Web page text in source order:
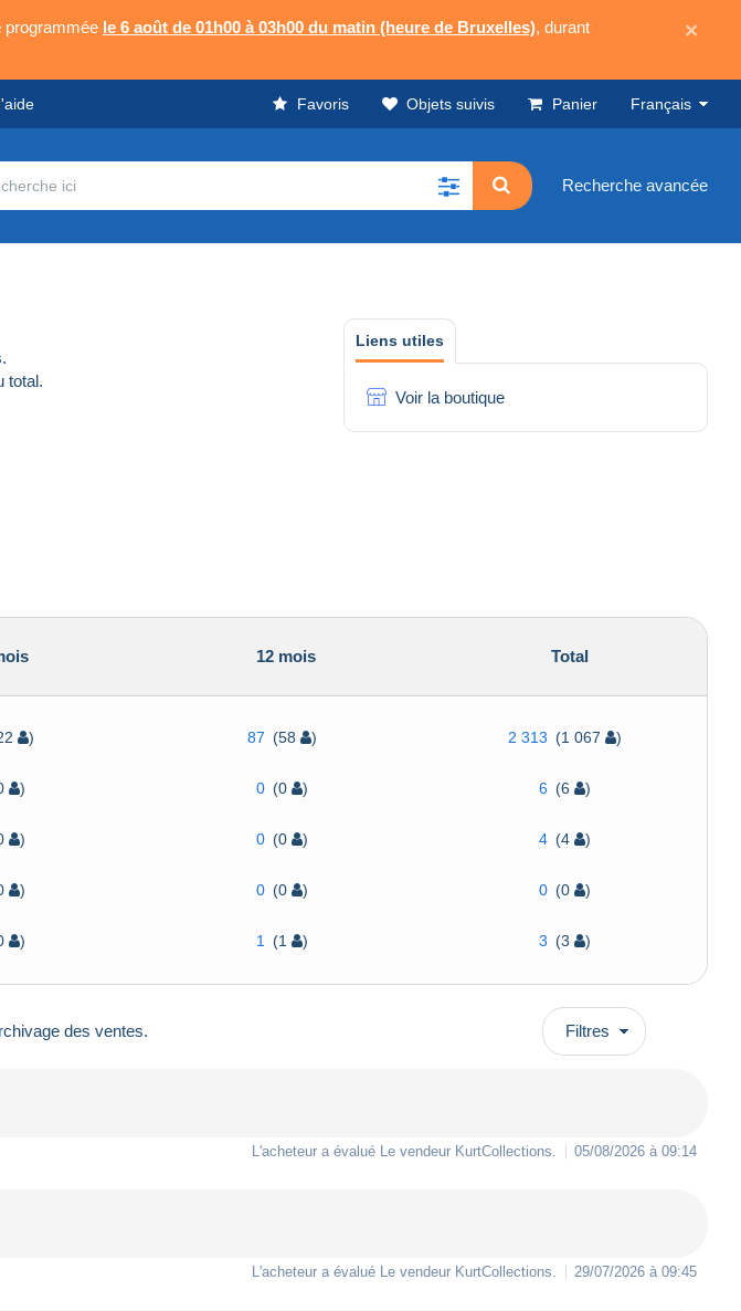
programmée le 6 août de 01h00 à 03h00 du matin (heure de Bruxelles), durant
×
Favoris Objets suivis Panier Français
Recherche avancée
total.
Liens utiles
Voir la boutique
12 mois Total
) 87 (58 ) 2 313 (1 067 )
) 0 (0 ) 6 (6 )
) 0 (0 ) 4 (4 )
) 0 (0 ) 0 (0 )
) 1 (1 ) 3 (3 )
des ventes. Filtres
L'acheteur a évalué Le vendeur KurtCollections 05/08/2026 à 09:14
L'acheteur a évalué Le vendeur KurtCollections 29/07/2026 à 09:45